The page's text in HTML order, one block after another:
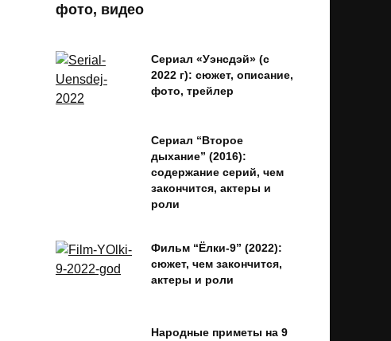
фото, видео
Сериал «Уэнсдэй» (с
2022 г): сюжет, описание,
фото, трейлер
Сериал “Второе
дыхание” (2016):
содержание серий, чем
закончится, актеры и
роли
Фильм “Ёлки-9” (2022):
сюжет, чем закончится,
актеры и роли
Народные приметы на 9